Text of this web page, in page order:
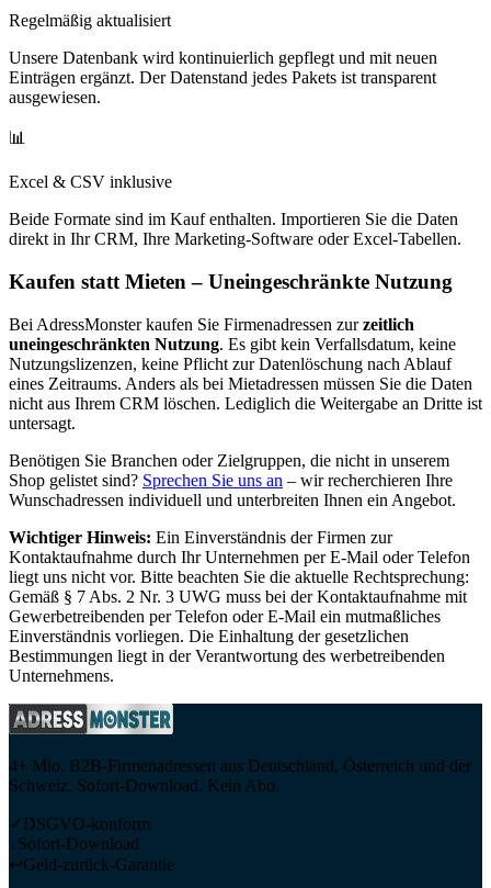
Regelmäßig aktualisiert
Unsere Datenbank wird kontinuierlich gepflegt und mit neuen
Einträgen ergänzt. Der Datenstand jedes Pakets ist transparent
ausgewiesen.
📊
Excel & CSV inklusive
Beide Formate sind im Kauf enthalten. Importieren Sie die Daten
direkt in Ihr CRM, Ihre Marketing-Software oder Excel-Tabellen.
Kaufen statt Mieten – Uneingeschränkte Nutzung
Bei AdressMonster kaufen Sie Firmenadressen zur zeitlich
uneingeschränkten Nutzung. Es gibt kein Verfallsdatum, keine
Nutzungslizenzen, keine Pflicht zur Datenlöschung nach Ablauf
eines Zeitraums. Anders als bei Mietadressen müssen Sie die Daten
nicht aus Ihrem CRM löschen. Lediglich die Weitergabe an Dritte ist
untersagt.
Benötigen Sie Branchen oder Zielgruppen, die nicht in unserem
Shop gelistet sind? Sprechen Sie uns an – wir recherchieren Ihre
Wunschadressen individuell und unterbreiten Ihnen ein Angebot.
Wichtiger Hinweis: Ein Einverständnis der Firmen zur
Kontaktaufnahme durch Ihr Unternehmen per E-Mail oder Telefon
liegt uns nicht vor. Bitte beachten Sie die aktuelle Rechtsprechung:
Gemäß § 7 Abs. 2 Nr. 3 UWG muss bei der Kontaktaufnahme mit
Gewerbetreibenden per Telefon oder E-Mail ein mutmaßliches
Einverständnis vorliegen. Die Einhaltung der gesetzlichen
Bestimmungen liegt in der Verantwortung des werbetreibenden
Unternehmens.
4+ Mio. B2B-Firmenadressen aus Deutschland, Österreich und der
Schweiz. Sofort-Download. Kein Abo.
✓ DSGVO-konform
↓Sofort-Download
↩Geld-zurück-Garantie